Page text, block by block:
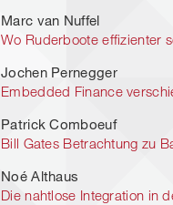
Marc van Nuffel
Wo Ruderboote effizienter
Jochen Pernegger
Embedded Finance
Patrick Comboeuf
Bill Gates Betrachtung zu
Noé Althaus
Die nahtlose Integration in